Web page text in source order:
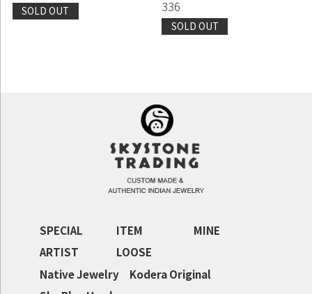
SOLD OUT
336
SOLD OUT
SPECIAL ITEM
MINE
ARTIST
LOOSE
Native Jewelry
Kodera Original